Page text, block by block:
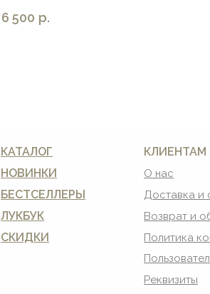
6 500 р.
Реквизиты
Политика
Возврат и
Доставка и
О нас
КЛИЕНТАМ
СКИДКИ
ЛУКБУК
БЕСТСЕЛЛЕРЫ
НОВИНКИ
КАТАЛОГ